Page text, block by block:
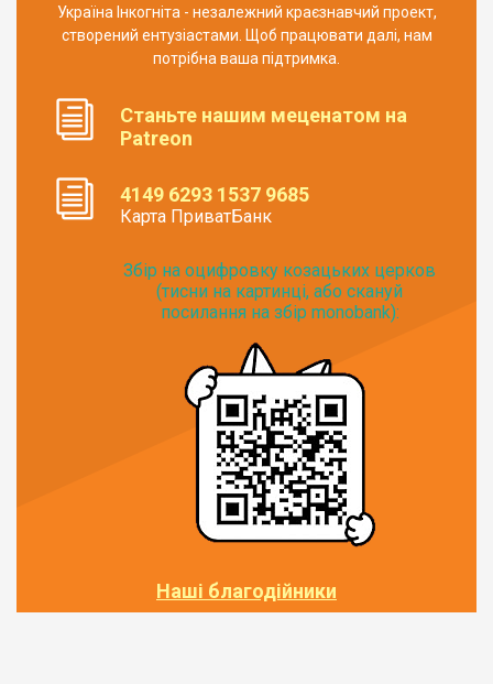
Україна Інкогніта - незалежний краєзнавчий проект,
створений ентузіастами. Щоб працювати далі, нам
потрібна ваша підтримка.
Станьте нашим меценатом на
Patreon
4149 6293 1537 9685
Карта ПриватБанк
Збір на оцифровку козацьких церков
(тисни на картинці, або скануй
посилання на збір monobank):
Наші благодійники